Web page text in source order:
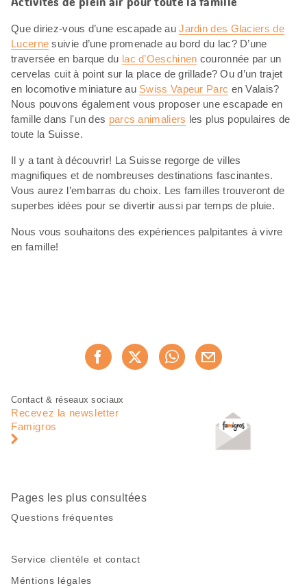
Que diriez-vous d’une escapade auJardin des Glaciers de
Lucerne suivie d’une promenade au bord du lac? D’une
traversée en barque du lac d’Oeschinen couronnée par un
cervelas cuit à point sur la place de grillade? Ou d’un trajet
en locomotive miniature au Swiss Vapeur Parc en Valais?
Nous pouvons également vous proposer une escapade en
famille dans l'un des parcs animaliers les plus populaires de
toute la Suisse.
Il y a tant à découvrir! La Suisse regorge de villes
magnifiques et de nombreuses destinations fascinantes.
Vous aurez l’embarras du choix. Les familles trouveront de
superbes idées pour se divertir aussi par temps de pluie.
Nous vous souhaitons des expériences palpitantes à vivre
en famille!
Recommander maintenant
Pied
page
Navigation
pied
Contact & réseaux sociaux
Recevez la newsletter
Famigros
Pages les plus consultées
Questions fréquentes
Service clientèle et contact
Méntions légales